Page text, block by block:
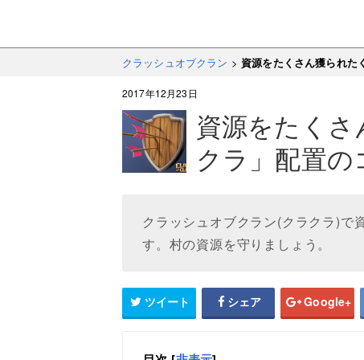
クラッシュオブクラン > 資源をたくさん獲られた
2017年12月23日
資源をたく
クラ」配置
クラッシュオブクラン(クラクラ)で
す。村の資源を守りましょう。
ツイート シェア Google+